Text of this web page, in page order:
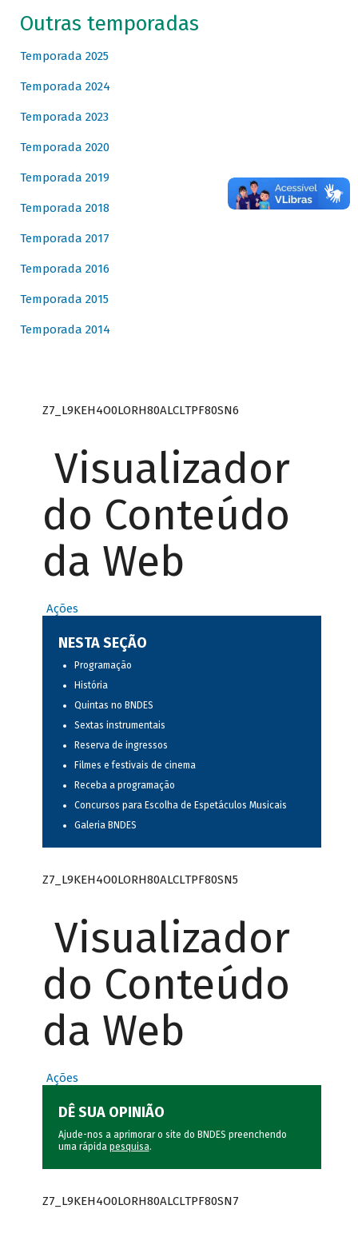
Outras temporadas
Temporada 2025
Temporada 2024
Temporada 2023
Temporada 2020
Temporada 2019
Temporada 2018
Temporada 2017
Temporada 2016
Temporada 2015
Temporada 2014
Z7_L9KEH4O0LORH80ALCLTPF80SN6
Visualizador
do Conteúdo
da Web
Ações
NESTA SEÇÃO
Programação
História
Quintas no BNDES
Sextas instrumentais
Reserva de ingressos
Filmes e festivais de cinema
Receba a programação
Concursos para Escolha de Espetáculos Musicais
Galeria BNDES
Z7_L9KEH4O0LORH80ALCLTPF80SN5
Visualizador
do Conteúdo
da Web
Ações
DÊ SUA OPINIÃO
Ajude-nos a aprimorar o site do BNDES preenchendo
uma rápida pesquisa.
Z7_L9KEH4O0LORH80ALCLTPF80SN7